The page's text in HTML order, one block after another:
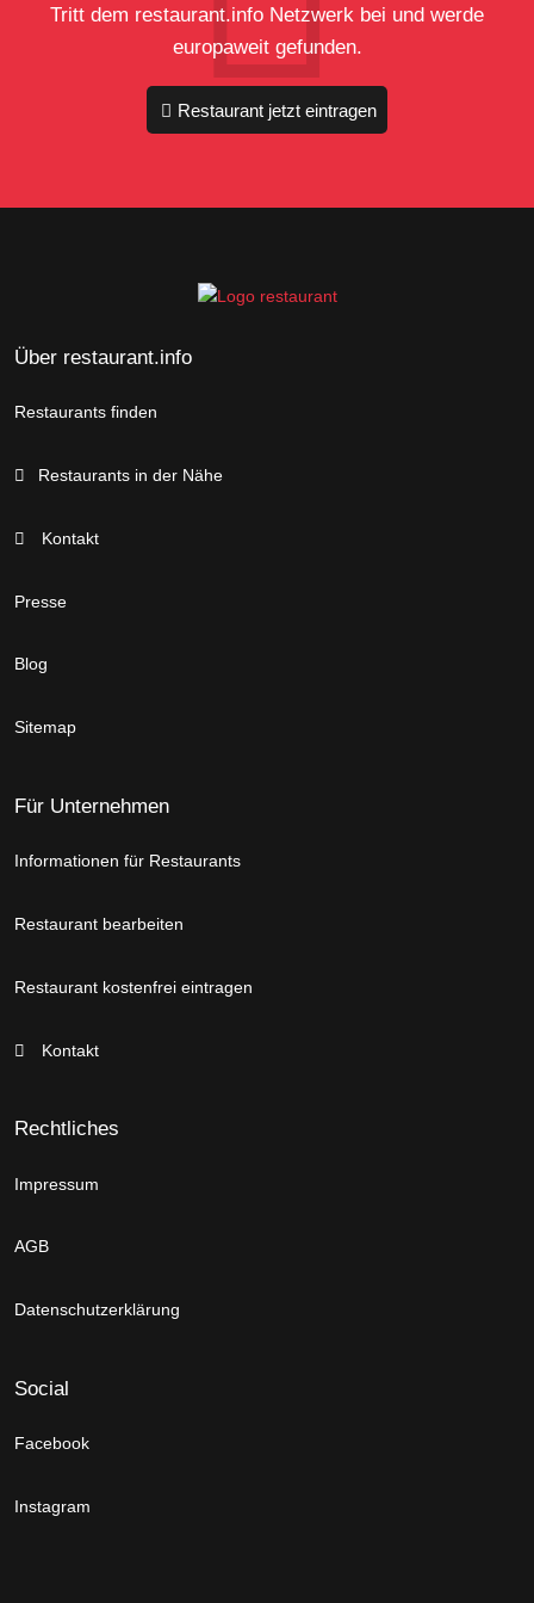
Tritt dem restaurant.info Netzwerk bei und werde
europaweit gefunden.
Restaurant jetzt eintragen
Über restaurant.info
Restaurants finden
Restaurants in der Nähe
Kontakt
Presse
Blog
Sitemap
Für Unternehmen
Informationen für Restaurants
Restaurant bearbeiten
Restaurant kostenfrei eintragen
Kontakt
Rechtliches
Impressum
AGB
Datenschutzerklärung
Social
Facebook
Instagram